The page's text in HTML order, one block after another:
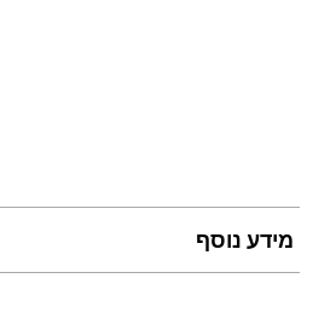
מידע נוסף